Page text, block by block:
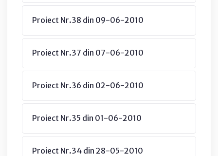
Proiect Nr.38 din 09-06-2010
Proiect Nr.37 din 07-06-2010
Proiect Nr.36 din 02-06-2010
Proiect Nr.35 din 01-06-2010
Proiect Nr.34 din 28-05-2010